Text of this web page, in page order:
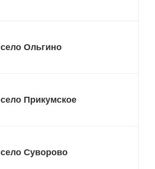
село Ольгино
село Прикумское
село Суворово